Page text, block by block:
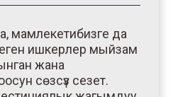
мамлекетибизге да
ишкерлер мыйзам
жана
сөзсүз сезет.